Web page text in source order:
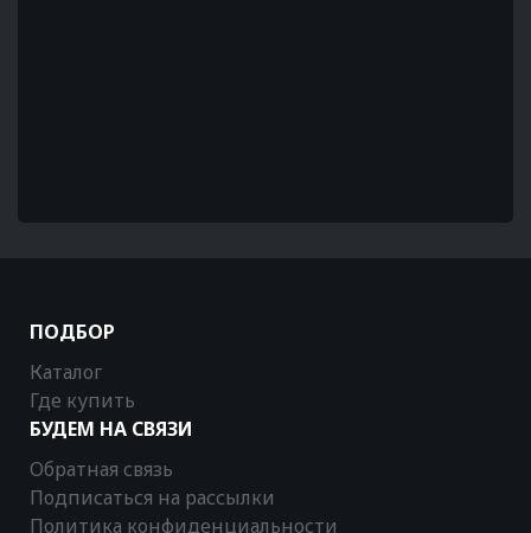
ПОДБОР
Каталог
Где купить
БУДЕМ НА СВЯЗИ
Обратная связь
Подписаться на рассылки
Политика конфиденциальности